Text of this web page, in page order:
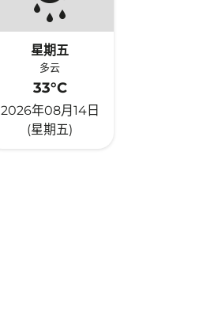
星期五
多云
33°C
2026年08月14日
(星期五)